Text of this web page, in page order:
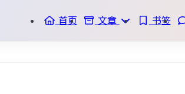
首页
文章
书签